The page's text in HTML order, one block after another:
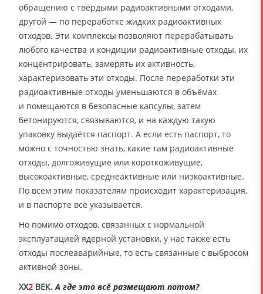
обращению с твёрдыми радиоактивными отходами,
другой — по переработке жидких радиоактивных
отходов. Эти комплексы позволяют перерабатывать
любого качества и кондиции радиоактивные отходы, их
концентрировать, замерять их активность,
характеризовать эти отходы. После переработки эти
радиоактивные отходы уменьшаются в объёмах
и помещаются в безопасные капсулы, затем
бетонируются, связываются, и на каждую такую
упаковку выдаётся паспорт. А если есть паспорт, то
можно с точностью знать, какие там радиоактивные
отходы, долгоживущие или короткоживущие,
высокоактивные, среднеактивные или низкоактивные.
По всем этим показателям происходит характеризация,
и в паспорте всё указывается.
Но помимо отходов, связанных с нормальной
эксплуатацией ядерной установки, у нас также есть
отходы послеаварийные, то есть связанные с выбросом
активной зоны.
XX2 ВЕК. А где это всё размещают потом?